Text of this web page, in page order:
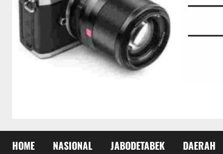
HOME NASIONAL JABODETABEK DAERAH